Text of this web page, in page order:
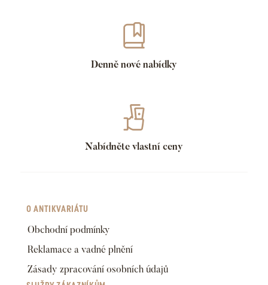
Denně nové nabídky
Nabídněte vlastní ceny
O ANTIKVARIÁTU
Obchodní podmínky
Reklamace a vadné plnění
Zásady zpracování osobních údajů